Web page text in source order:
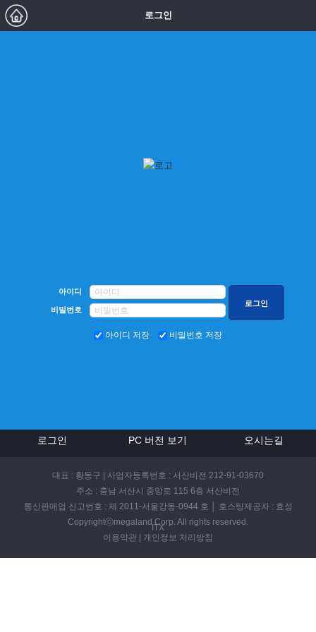
로그인
아이디
비밀번호
아이디 저장 비밀번호 저장
로그인 PC 버전 보기 오시는길
대표 : 황동구 | 사업자등록번호 : 서산비전 212-91-03670
주소 : 충남 서산시 중앙로 115 6층 서산비전
통신판매업 신고번호 : 제 2011-서울강동-0944 호 │ 호스팅제공자 : 효성
ITX
Copyrightⓒmegaland Corp. All rights reserved.
이용약관 | 개인정보 처리방침